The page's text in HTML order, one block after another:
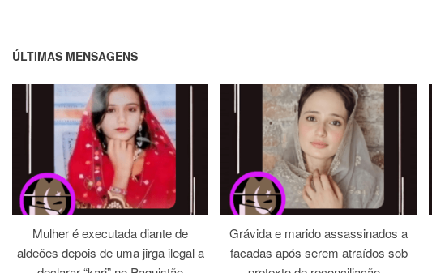
ÚLTIMAS MENSAGENS
Mulher é executada diante de
aldeões depois de uma jirga ilegal a
Grávida e marido assassinados a
facadas após serem atraídos sob